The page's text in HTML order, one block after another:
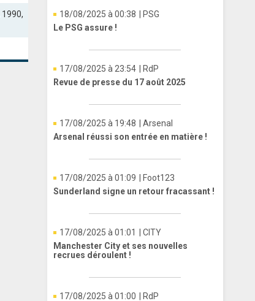
18/08/2025 à 00:38
| PSG
Le PSG assure !
17/08/2025 à 23:54
| RdP
Revue de presse du 17 août 2025
17/08/2025 à 19:48
| Arsenal
Arsenal réussi son entrée en matière !
17/08/2025 à 01:09
| Foot123
Sunderland signe un retour fracassant !
17/08/2025 à 01:01
| CITY
Manchester City et ses nouvelles
recrues déroulent !
17/08/2025 à 01:00
| RdP